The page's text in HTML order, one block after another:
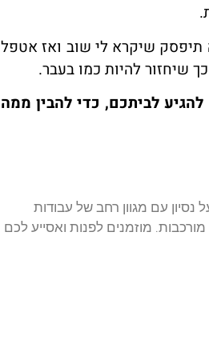
תיפסק שיקרא לי שוב ואז אטפל
שיחזור להיות כמו בעבר.
לביתכם, כדי להבין ממה
כבר מעל 20 שנה, ובעל נסיון עם מגוון רחב של עבודות
מוזמנים לפנות ואסייע לכם